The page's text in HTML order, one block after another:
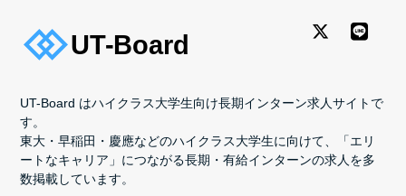
UT-Board はハイクラス大学生向け長期インターン求人サイトで
す。
東大・早稲田・慶應などのハイクラス大学生に向けて、「エリ
ートなキャリア」につながる長期・有給インターンの求人を多
数掲載しています。